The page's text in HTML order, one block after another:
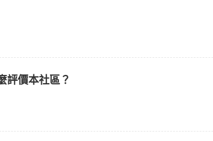
評價本社區？